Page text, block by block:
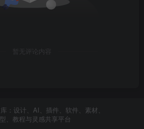
暂无评论内容